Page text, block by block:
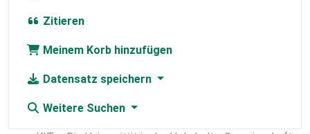
Zitieren
Meinem Korb hinzufügen
Datensatz speichern
Weitere Suchen